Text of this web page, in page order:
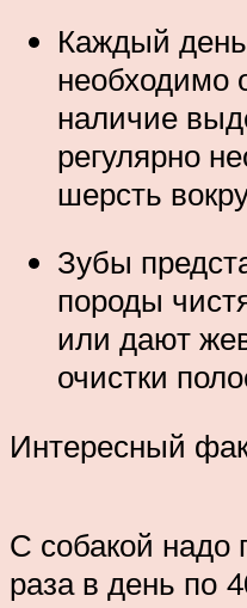
Каждый день
необходимо
наличие
регулярно
шерсть
Зубы
породы
или дают
очистки
Интересный
С собакой надо
раза в день по